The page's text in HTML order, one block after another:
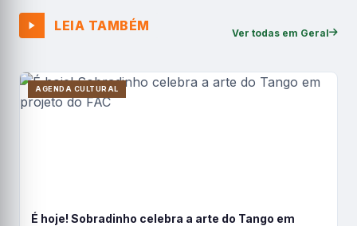
LEIA TAMBÉM Ver todas em Geral
AGENDA CULTURAL
É hoje! Sobradinho celebra a arte do Tango em